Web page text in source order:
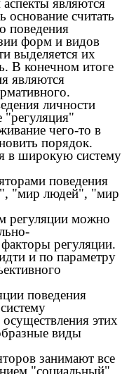
являются
считать
поведения
форм и видов
выделяется их
В конечном итоге
являются
личности
чего-то в
порядок.
в широкую систему
поведения
"мир людей", "мир
регуляции можно
регуляции.
и по параметру
поведения
этих
виды
занимают все